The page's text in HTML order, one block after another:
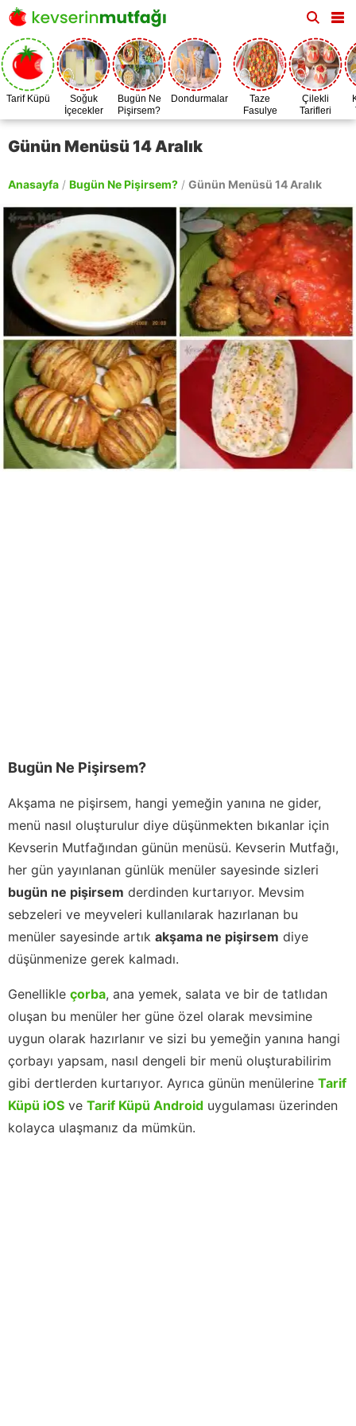
Tarif Küpü
Soğuk
İçecekler
Bugün Ne
Pişirsem?
Dondurmalar
Taze
Fasulye
Zamanı
Çilekli
Tarifleri
Günün Menüsü 14 Aralık
Anasayfa / Bugün Ne Pişirsem? / Günün Menüsü 14 Aralık
Bugün Ne Pişirsem?
Akşama ne pişirsem, hangi yemeğin yanına ne gider,
menü nasıl oluşturulur diye düşünmekten bıkanlar için
Kevserin Mutfağından günün menüsü. Kevserin Mutfağı,
her gün yayınlanan günlük menüler sayesinde sizleri
bugün ne pişirsem derdinden kurtarıyor. Mevsim
sebzeleri ve meyveleri kullanılarak hazırlanan bu
menüler sayesinde artık akşama ne pişirsem diye
düşünmenize gerek kalmadı.
Genellikle çorba, ana yemek, salata ve bir de tatlıdan
oluşan bu menüler her güne özel olarak mevsimine
uygun olarak hazırlanır ve sizi bu yemeğin yanına hangi
çorbayı yapsam, nasıl dengeli bir menü oluşturabilirim
gibi dertlerden kurtarıyor. Ayrıca günün menülerine Tarif
Küpü iOS ve Tarif Küpü Android uygulaması üzerinden
kolayca ulaşmanız da mümkün.